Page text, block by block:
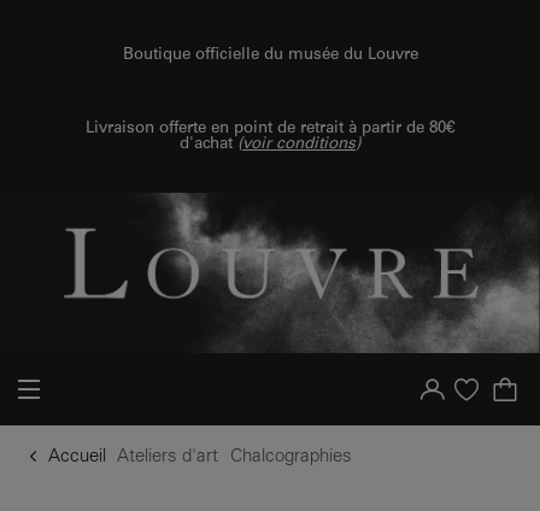
Boutique officielle du musée du Louvre
Livraison offerte en point de retrait à partir de 80€
d'achat (voir conditions)
Votre compte
Liste d'achat
Accueil Ateliers d'art Chalcographies